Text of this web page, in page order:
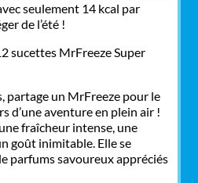
seulement 14 kcal par
de l’été !
sucettes MrFreeze Super
partage un MrFreeze pour le
d’une aventure en plein air !
fraîcheur intense, une
goût inimitable. Elle se
parfums savoureux appréciés